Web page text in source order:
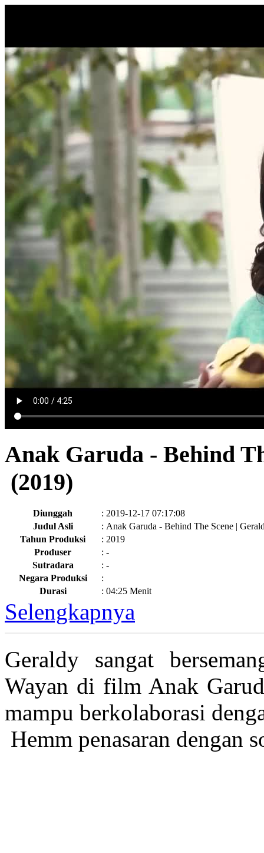
Anak Garuda - Behind
(2019)
Diunggah : 2019-12-17 07:17:08
Judul Asli
: Anak Garuda - Behind The Scene |
Tahun Produksi
: 2019
Produser
: -
Sutradara
: -
Negara Produksi
:
Durasi
: 04:25 Menit
Selengkapnya
Geraldy sangat
Wayan di film Anak
mampu berkolaborasi
Hemm penasaran dengan